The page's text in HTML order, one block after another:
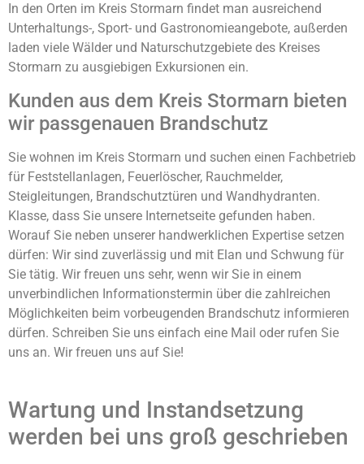
In den Orten im Kreis Stormarn findet man ausreichend
Unterhaltungs-, Sport- und Gastronomieangebote, außerden
laden viele Wälder und Naturschutzgebiete des Kreises
Stormarn zu ausgiebigen Exkursionen ein.
Kunden aus dem Kreis Stormarn bieten
wir passgenauen Brandschutz
Sie wohnen im Kreis Stormarn und suchen einen Fachbetrieb
für Feststellanlagen, Feuerlöscher, Rauchmelder,
Steigleitungen, Brandschutztüren und Wandhydranten.
Klasse, dass Sie unsere Internetseite gefunden haben.
Worauf Sie neben unserer handwerklichen Expertise setzen
dürfen: Wir sind zuverlässig und mit Elan und Schwung für
Sie tätig. Wir freuen uns sehr, wenn wir Sie in einem
unverbindlichen Informationstermin über die zahlreichen
Möglichkeiten beim vorbeugenden Brandschutz informieren
dürfen. Schreiben Sie uns einfach eine Mail oder rufen Sie
uns an. Wir freuen uns auf Sie!
Wartung und Instandsetzung
werden bei uns groß geschrieben